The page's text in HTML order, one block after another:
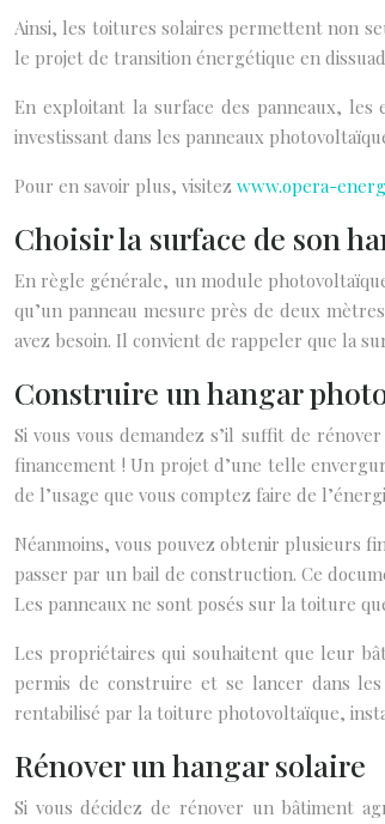
Ainsi, les toitures solaires permettent non
le projet de transition énergétique en
En exploitant la surface des panneaux,
investissant dans les panneaux
Pour en savoir plus, visitez www.opera-
Choisir la surface de son
En règle générale, un module
qu’un panneau mesure près de deux
avez besoin. Il convient de rappeler que la
Construire un hangar
Si vous vous demandez s’il suffit de
financement ! Un projet d’une telle
de l’usage que vous comptez faire de
Néanmoins, vous pouvez obtenir plusieurs
passer par un bail de construction. Ce
Les panneaux ne sont posés sur la toiture
Les propriétaires qui souhaitent que leur
permis de construire et se lancer dans
rentabilisé par la toiture photovoltaïque,
Rénover un hangar solaire
Si vous décidez de rénover un bâtiment